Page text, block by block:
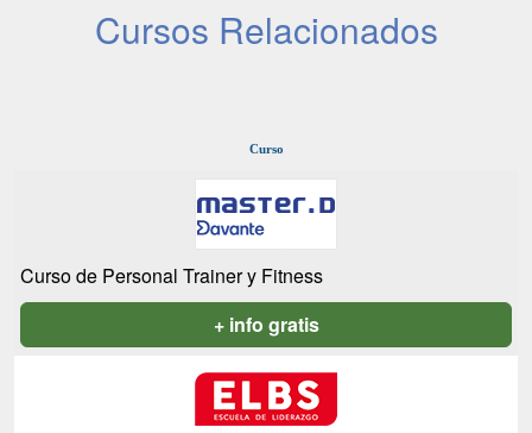
Cursos Relacionados
Curso
Curso de Personal Trainer y Fitness
+ info gratis